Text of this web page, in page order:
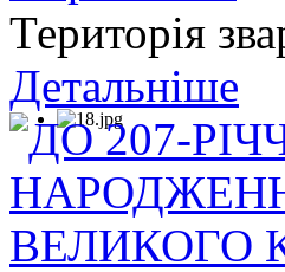
Територія
Детальніше